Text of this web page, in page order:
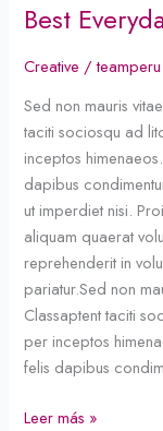
Best
Creative /teamperu
Sed non mauris
taciti sociosqu ad
inceptos
dapibus
ut imperdiet nisi.
aliquam quaerat
reprehenderit in
pariatur.Sed non
Classaptent taciti
per inceptos
felis dapibus
Best
Shoes
Leer más »